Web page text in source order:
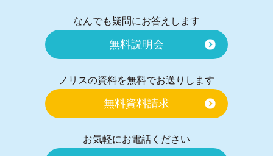
なんでも疑問にお答えします
無料説明会
ノリスの資料を無料でお送りします
無料資料請求
お気軽にお電話ください